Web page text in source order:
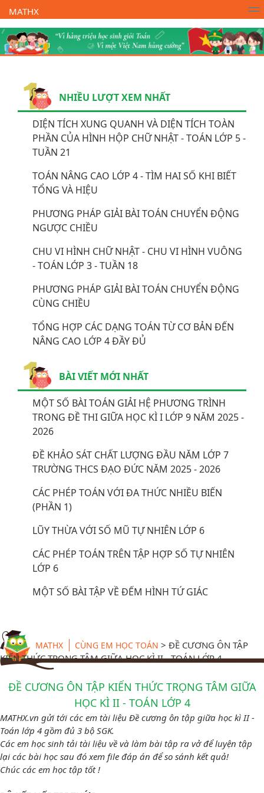
MATHX
Trường Toán Online MATHX Học toán - Lớp 1
NHIỀU LƯỢT XEM NHẤT
DIỆN TÍCH XUNG QUANH VÀ DIỆN TÍCH TOÀN
PHẦN CỦA HÌNH HỘP CHỮ NHẬT - TOÁN LỚP 5 -
TUẦN 21
TOÁN NÂNG CAO LỚP 4 - TÌM HAI SỐ KHI BIẾT
TỔNG VÀ HIỆU
PHƯƠNG PHÁP GIẢI BÀI TOÁN CHUYỂN ĐỘNG
NGƯỢC CHIỀU
CHU VI HÌNH CHỮ NHẬT - CHU VI HÌNH VUÔNG
- TOÁN LỚP 3 - TUẦN 18
PHƯƠNG PHÁP GIẢI BÀI TOÁN CHUYỂN ĐỘNG
CÙNG CHIỀU
TỔNG HỢP CÁC DẠNG TOÁN TỪ CƠ BẢN ĐẾN
NÂNG CAO LỚP 4 ĐẦY ĐỦ
BÀI VIẾT MỚI NHẤT
MỘT SỐ BÀI TOÁN GIẢI HỆ PHƯƠNG TRÌNH
TRONG ĐỀ THI GIỮA HỌC KÌ I LỚP 9 NĂM 2025 -
2026
ĐỀ KHẢO SÁT CHẤT LƯỢNG ĐẦU NĂM LỚP 7
TRƯỜNG THCS ĐẠO ĐỨC NĂM 2025 - 2026
CÁC PHÉP TOÁN VỚI ĐA THỨC NHIỀU BIẾN
(PHẦN 1)
LŨY THỪA VỚI SỐ MŨ TỰ NHIÊN LỚP 6
CÁC PHÉP TOÁN TRÊN TẬP HỢP SỐ TỰ NHIÊN
LỚP 6
MỘT SỐ BÀI TẬP VỀ ĐẾM HÌNH TỨ GIÁC
MATHX CÙNG EM HỌC TOÁN > ĐỀ CƯƠNG ÔN TẬP
KIẾN THỨC TRỌNG TÂM GIỮA HỌC KÌ II - TOÁN LỚP 4
ĐỀ CƯƠNG ÔN TẬP KIẾN THỨC TRỌNG TÂM GIỮA
HỌC KÌ II - TOÁN LỚP 4
MATHX.vn gửi tới các em tài liệu Đề cương ôn tập giữa học kì II -
Toán lớp 4 gồm đủ 3 bộ SGK.
Các em học sinh tải tài liệu về và làm bài tập ra vở để luyện tập
lại các bài học sau đó xem file đáp án để so sánh kết quả!
Chúc các em học tập tốt !